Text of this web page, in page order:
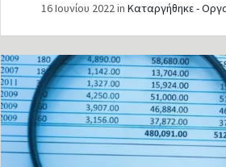
16 Ιουνίου 2022inΚαταργήθηκε -